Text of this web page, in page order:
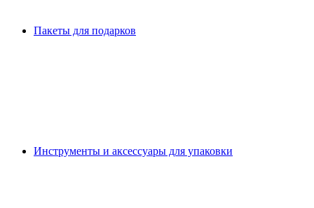
Пакеты для подарков
Инструменты и аксессуары для упаковки